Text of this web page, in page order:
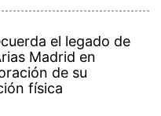
el legado de
Madrid en
de su
física